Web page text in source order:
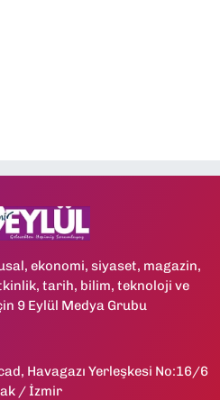
ekonomi, siyaset, magazin,
tarih, bilim, teknoloji ve
9 Eylül Medya Grubu
Havagazı Yerleşkesi No:16/6
/ İzmir